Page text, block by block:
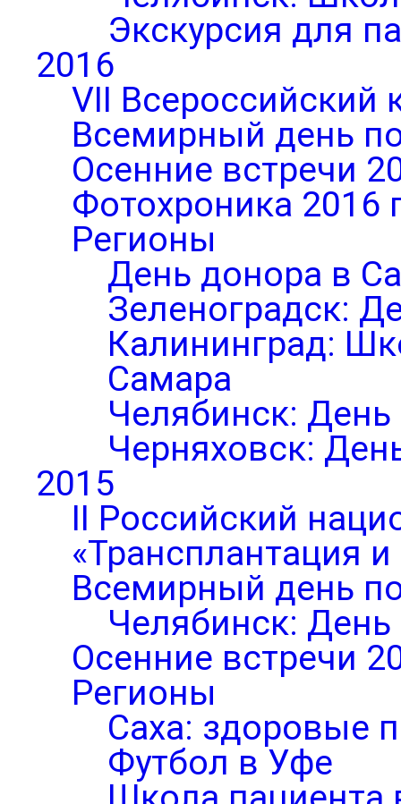
Экскурсия для
2016
VII Всероссийский
Всемирный день
Осенние встречи
Фотохроника 2016
Регионы
День донора в
Зеленоградск:
Калининград:
Самара
Челябинск: День
Черняховск:
2015
II Российский
«Трансплантация
Всемирный день
Челябинск: День
Осенние встречи
Регионы
Саха: здоровые
Футбол в Уфе